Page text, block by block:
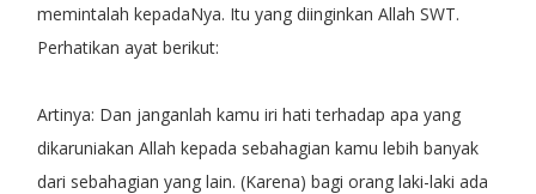
memintalah kepadaNya. Itu yang diinginkan Allah SWT.
Perhatikan ayat berikut:
Artinya: Dan janganlah kamu iri hati terhadap apa yang
dikaruniakan Allah kepada sebahagian kamu lebih banyak
dari sebahagian yang lain. (Karena) bagi orang laki-laki ada